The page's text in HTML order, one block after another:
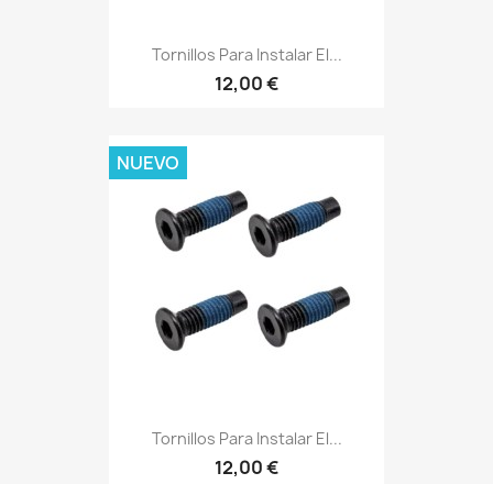
Tornillos Para Instalar El...
12,00 €
Tornillos Para Instalar El...
12,00 €
NUEVO